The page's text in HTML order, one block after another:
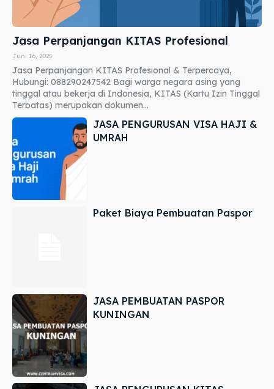
Jasa Perpanjangan KITAS Profesional
Juni 16, 2025
Jasa Perpanjangan KITAS Profesional & Terpercaya,
Hubungi: 088290247542 Bagi warga negara asing yang
tinggal atau bekerja di Indonesia, KITAS (Kartu Izin Tinggal
Terbatas) merupakan dokumen...
JASA PENGURUSAN VISA HAJI &
UMRAH
Paket Biaya Pembuatan Paspor
JASA PEMBUATAN PASPOR
KUNINGAN